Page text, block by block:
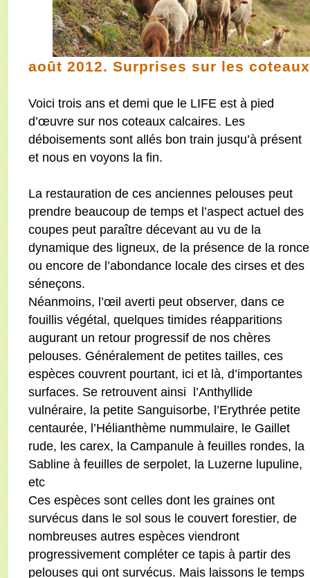
août 2012. Surprises sur les coteaux
Voici trois ans et demi que le LIFE est à pied
d’œuvre sur nos coteaux calcaires. Les
déboisements sont allés bon train jusqu’à présent
et nous en voyons la fin.
La restauration de ces anciennes pelouses peut
prendre beaucoup de temps et l’aspect actuel des
coupes peut paraître décevant au vu de la
dynamique des ligneux, de la présence de la ronce
ou encore de l’abondance locale des cirses et des
séneçons.
Néanmoins, l’œil averti peut observer, dans ce
fouillis végétal, quelques timides réapparitions
augurant un retour progressif de nos chères
pelouses. Généralement de petites tailles, ces
espèces couvrent pourtant, ici et là, d’importantes
surfaces. Se retrouvent ainsi l’Anthyllide
vulnéraire, la petite Sanguisorbe, l’Erythrée petite
centaurée, l’Hélianthème nummulaire, le Gaillet
rude, les carex, la Campanule à feuilles rondes, la
Sabline à feuilles de serpolet, la Luzerne lupuline,
etc
Ces espèces sont celles dont les graines ont
survécus dans le sol sous le couvert forestier, de
nombreuses autres espèces viendront
progressivement compléter ce tapis à partir des
pelouses qui ont survécus. Mais laissons le temps